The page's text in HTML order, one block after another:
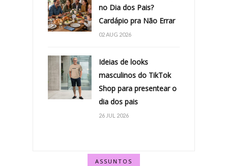
no Dia dos Pais?
Cardápio pra Não Errar
02 AUG 2026
Ideias de looks
masculinos do TikTok
Shop para presentear o
dia dos pais
26 JUL 2026
ASSUNTOS